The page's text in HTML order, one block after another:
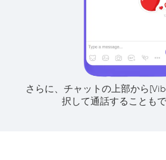
さらに、チャットの上部から
択して通話することもで